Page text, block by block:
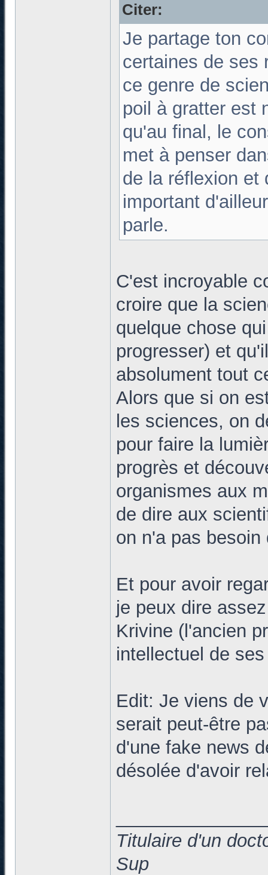
Citer:
Je partage ton
certaines de ses
ce genre de
poil à gratter est
qu'au final, le
met à penser
de la réflexion et
important
parle.
C'est incroyable
croire que la
quelque chose
progresser) et
absolument tout
Alors que si on
les sciences, on
pour faire la
progrès et
organismes aux
de dire aux
on n'a pas
Et pour avoir
je peux dire
Krivine (l'ancien
intellectuel de
Edit: Je viens de
serait peut-être
d'une fake news
désolée d'avoir
Titulaire d'un
Sup